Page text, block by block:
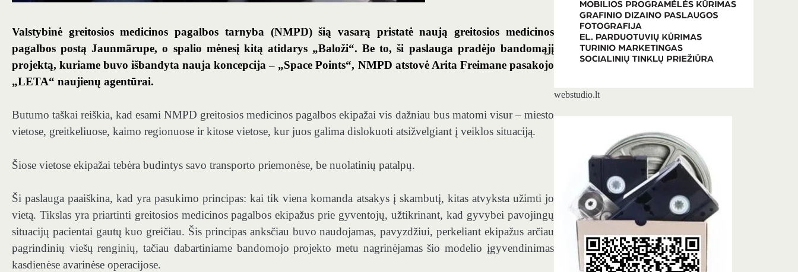
Valstybinė greitosios medicinos pagalbos tarnyba (NMPD) šią vasarą pristatė naują greitosios medicinos
pagalbos postą Jaunmārupe, o spalio mėnesį kitą atidarys „Baloži“. Be to, ši paslauga pradėjo bandomąjį
projektą, kuriame buvo išbandyta nauja koncepcija – „Space Points“, NMPD atstovė Arita Freimane pasakojo
„LETA“ naujienų agentūrai.
Butumo taškai reiškia, kad esami NMPD greitosios medicinos pagalbos ekipažai vis dažniau bus matomi visur – miesto
vietose, greitkeliuose, kaimo regionuose ir kitose vietose, kur juos galima dislokuoti atsižvelgiant į veiklos situaciją.
Šiose vietose ekipažai tebėra budintys savo transporto priemonėse, be nuolatinių patalpų.
Ši paslauga paaiškina, kad yra pasukimo principas: kai tik viena komanda atsakys į skambutį, kitas atvyksta užimti jo
vietą. Tikslas yra priartinti greitosios medicinos pagalbos ekipažus prie gyventojų, užtikrinant, kad gyvybei pavojingų
situacijų pacientai gautų kuo greičiau. Šis principas anksčiau buvo naudojamas, pavyzdžiui, perkeliant ekipažus arčiau
pagrindinių viešų renginių, tačiau dabartiniame bandomojo projekto metu nagrinėjamas šio modelio įgyvendinimas
kasdienėse avarinėse operacijose.
webstudio.lt